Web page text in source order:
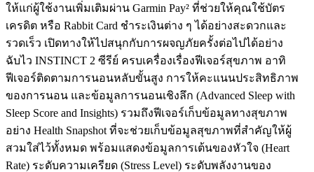
ให้แก่ผู้ใช้งานเพิ่มเติมผ่าน Garmin Pay² ที่ช่วยให้คุณใช้บัตร
เครดิต หรือ Rabbit Card ชำระเงินต่าง ๆ ได้อย่างสะดวกและ
รวดเร็ว เปิดทางให้ไปสนุกกับการผจญภัยครั้งต่อไปได้อย่าง
ฉับไว INSTINCT 2 ซีรีย์ ครบเครื่องเรื่องฟีเจอร์สุขภาพ อาทิ
ฟีเจอร์ติดตามการนอนหลับขั้นสูง การให้คะแนนประสิทธิภาพ
ของการนอน และข้อมูลการนอนเชิงลึก (Advanced Sleep with
Sleep Score and Insights) รวมถึงฟีเจอร์เก็บข้อมูลทางสุขภาพ
อย่าง Health Snapshot ที่จะช่วยเก็บข้อมูลสุขภาพที่สำคัญให้ผู้
สวมใส่ไว้ทั้งหมด พร้อมแสดงข้อมูลการเต้นของหัวใจ (Heart
Rate) ระดับความเครียด (Stress Level) ระดับพลังงานของ